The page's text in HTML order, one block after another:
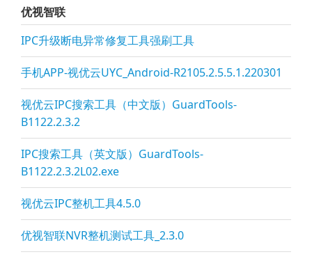
优视智联
IPC升级断电异常修复工具强刷工具
手机APP-视优云UYC_Android-R2105.2.5.5.1.220301
视优云IPC搜索工具（中文版）GuardTools-
B1122.2.3.2
IPC搜索工具（英文版）GuardTools-
B1122.2.3.2L02.exe
视优云IPC整机工具4.5.0
优视智联NVR整机测试工具_2.3.0